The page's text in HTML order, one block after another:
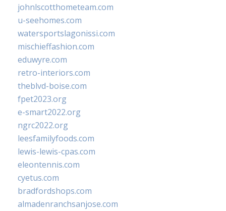
johnlscotthometeam.com
u-seehomes.com
watersportslagonissi.com
mischieffashion.com
eduwyre.com
retro-interiors.com
theblvd-boise.com
fpet2023.org
e-smart2022.org
ngrc2022.org
leesfamilyfoods.com
lewis-lewis-cpas.com
eleontennis.com
cyetus.com
bradfordshops.com
almadenranchsanjose.com